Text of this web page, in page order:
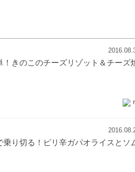
！きのこのチーズリゾット＆チーズ
乗り切る！ピリ辛ガパオライスとソ